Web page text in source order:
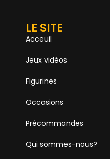
LE SITE
Acceuil
Jeux vidéos
Figurines
Occasions
Précommandes
Qui sommes-nous?